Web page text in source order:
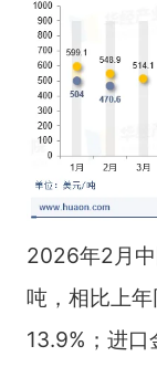
2026年2月
吨，相比上
13.9%；进